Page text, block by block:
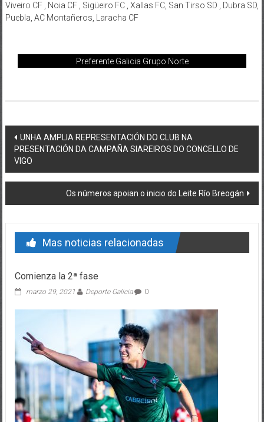
Viveiro CF , Noia CF , Sigüeiro FC , Xallas FC, San Tirso SD , Dubra SD,
Puebla, AC Montañeros, Laracha CF
Preferente Galicia Grupo Norte
Post navigation
UNHA AMPLIA REPRESENTACIÓN DO CLUB NA
PRESENTACIÓN DA CAMPAÑA SIAREIROS DO CONCELLO DE
VIGO
Os números apoian o inicio do Leite Río Breogán
Mas noticias relacionadas
Comienza la 2ª fase
marzo 29, 2021 Deporte Galicia 0